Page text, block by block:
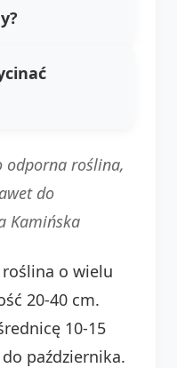
odporna roślina,
do
Kamińska
o wielu
20-40 cm.
10-15
października.